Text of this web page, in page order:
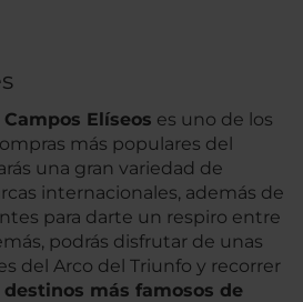
Elíseos es uno de los
más populares del
una gran variedad de
internacionales, además de
para darte un respiro entre
podrás disfrutar de unas
del Arco del Triunfo y recorrer
destinos más famosos de